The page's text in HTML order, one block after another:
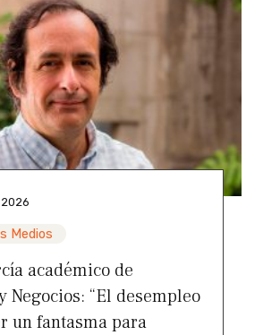
Medios
académico de
Negocios: “El desempleo
un fantasma para